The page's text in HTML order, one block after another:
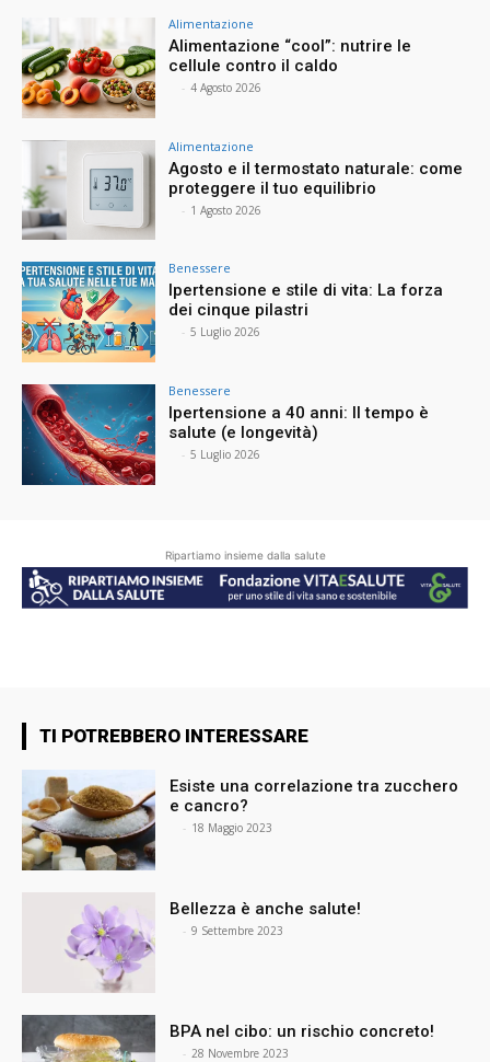
Alimentazione
Alimentazione “cool”: nutrire le
cellule contro il caldo
- 4 Agosto 2026
Alimentazione
Agosto e il termostato naturale: come
proteggere il tuo equilibrio
- 1 Agosto 2026
Benessere
Ipertensione e stile di vita: La forza
dei cinque pilastri
- 5 Luglio 2026
Benessere
Ipertensione a 40 anni: Il tempo è
salute (e longevità)
- 5 Luglio 2026
Ripartiamo insieme dalla salute
TI POTREBBERO INTERESSARE
Esiste una correlazione tra zucchero
e cancro?
- 18 Maggio 2023
Bellezza è anche salute!
- 9 Settembre 2023
BPA nel cibo: un rischio concreto!
- 28 Novembre 2023